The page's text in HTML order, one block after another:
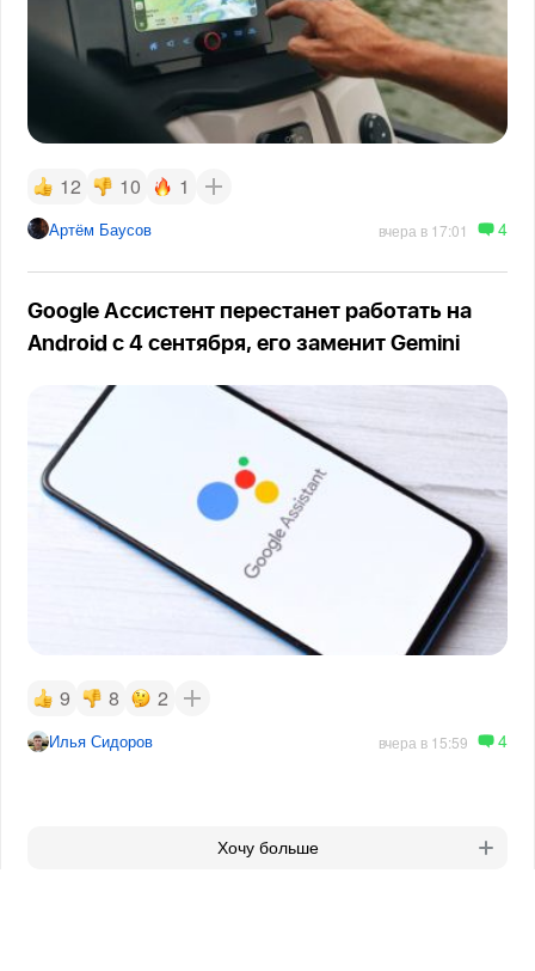
12 10 1
Артём Баусов вчера в 17:01 4
Google Ассистент перестанет работать на
Android с 4 сентября, его заменит Gemini
9 8 2
Илья Сидоров вчера в 15:59 4
Хочу больше